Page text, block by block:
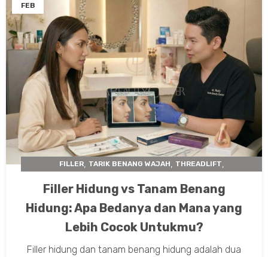
FEB
FILLER, TARIK BENANG WAJAH, THREADLIFT,
Filler Hidung vs Tanam Benang
Hidung: Apa Bedanya dan Mana yang
Lebih Cocok Untukmu?
Filler hidung dan tanam benang hidung adalah dua